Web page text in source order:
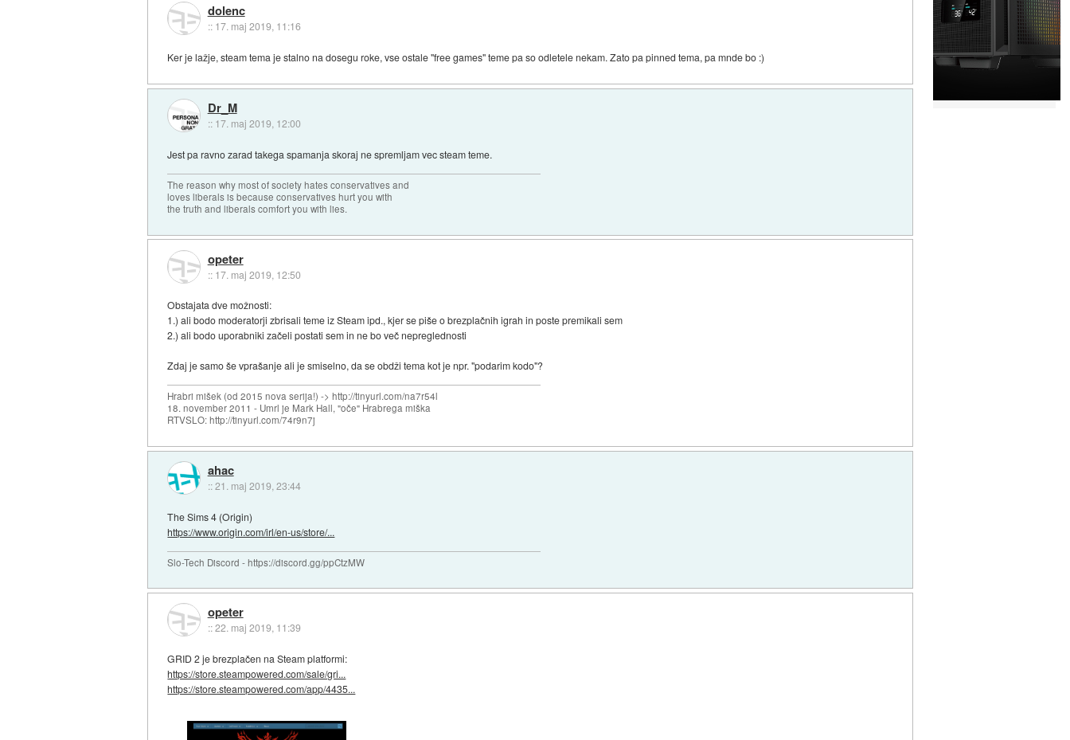
dolenc
:: 17. maj 2019, 11:16
Ker je lažje, steam tema je stalno na dosegu roke, vse ostale "free games" teme pa so odletele nekam. Zato pa pinned tema, pa mnde bo :)
Dr_M
:: 17. maj 2019, 12:00
Jest pa ravno zarad takega spamanja skoraj ne spremljam vec steam teme.
The reason why most of society hates conservatives and
loves liberals is because conservatives hurt you with
the truth and liberals comfort you with lies.
opeter
:: 17. maj 2019, 12:50
Obstajata dve možnosti:
1.) ali bodo moderatorji zbrisali teme iz Steam ipd., kjer se piše o brezplačnih igrah in poste premikali sem
2.) ali bodo uporabniki začeli postati sem in ne bo več nepreglednosti
Zdaj je samo še vprašanje ali je smiselno, da se obdži tema kot je npr. "podarim kodo"?
Hrabri mišek (od 2015 nova serija!) -> http://tinyurl.com/na7r54l
18. november 2011 - Umrl je Mark Hall, "oče" Hrabrega miška
RTVSLO: http://tinyurl.com/74r9n7j
ahac
::21. maj 2019, 23:44
The Sims 4 (Origin)
https://www.origin.com/irl/en-us/store/...
Slo-Tech Discord - https://discord.gg/ppCtzMW
opeter
::22. maj 2019, 11:39
GRID 2 je brezplačen na Steam platformi:
https://store.steampowered.com/sale/gri...
https://store.steampowered.com/app/4435...